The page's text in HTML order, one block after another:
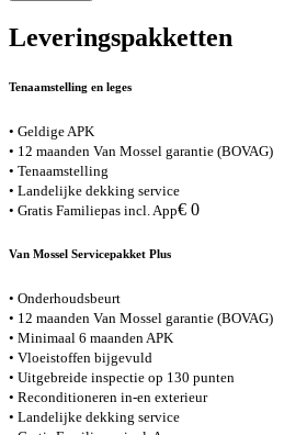
Leveringspakketten
Tenaamstelling en leges
• Geldige APK
• 12 maanden Van Mossel garantie (BOVAG)
• Tenaamstelling
• Landelijke dekking service
• Gratis Familiepas incl. App€ 0
Van Mossel Servicepakket Plus
• Onderhoudsbeurt
• 12 maanden Van Mossel garantie (BOVAG)
• Minimaal 6 maanden APK
• Vloeistoffen bijgevuld
• Uitgebreide inspectie op 130 punten
• Reconditioneren in-en exterieur
• Landelijke dekking service